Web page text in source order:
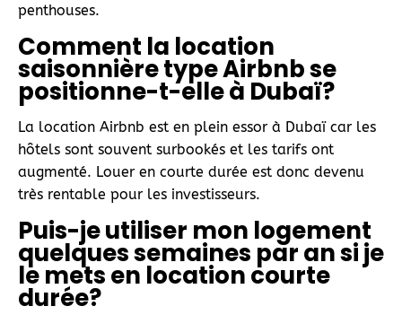
penthouses.
Comment la location
saisonnière type Airbnb se
positionne-t-elle à Dubaï?
La location Airbnb est en plein essor à Dubaï car les
hôtels sont souvent surbookés et les tarifs ont
augmenté. Louer en courte durée est donc devenu
très rentable pour les investisseurs.
Puis-je utiliser mon logement
quelques semaines par an si je
le mets en location courte
durée?